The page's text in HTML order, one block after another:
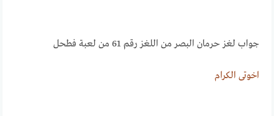
جواب لغز حرمان البصر من اللغز رقم 61 من لعبة فطحل
اخوتى الكــــرام